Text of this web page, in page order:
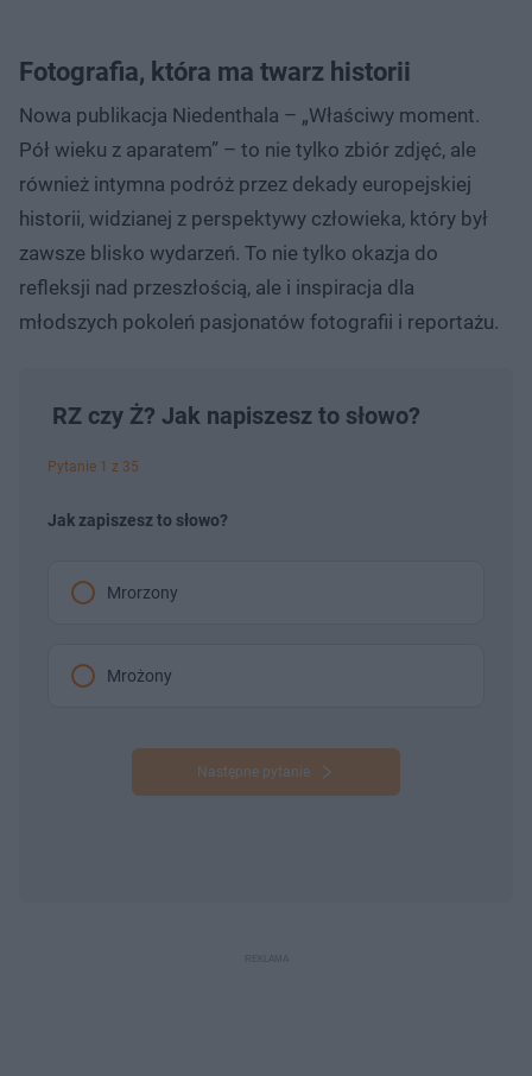
Fotografia, która ma twarz historii
Nowa publikacja Niedenthala – „Właściwy moment.
Pół wieku z aparatem” – to nie tylko zbiór zdjęć, ale
również intymna podróż przez dekady europejskiej
historii, widzianej z perspektywy człowieka, który był
zawsze blisko wydarzeń. To nie tylko okazja do
refleksji nad przeszłością, ale i inspiracja dla
młodszych pokoleń pasjonatów fotografii i reportażu.
RZ czy Ż? Jak napiszesz to słowo?
Pytanie 1 z 35
Jak zapiszesz to słowo?
Mrorzony
Mrożony
Następne pytanie